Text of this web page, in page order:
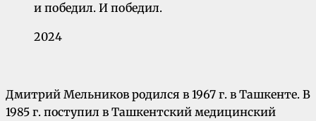
и победил. И победил.
2024
Дмитрий Мельников родился в 1967 г. в Ташкенте. В
1985 г. поступил в Ташкентский медицинский